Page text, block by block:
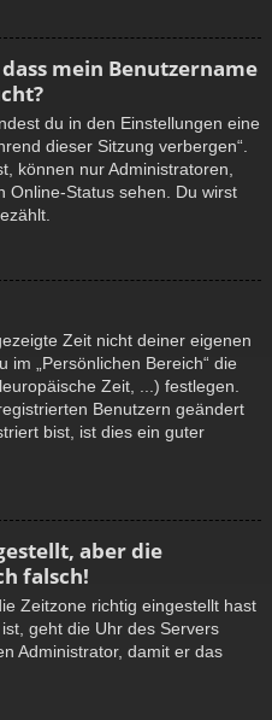
mein Benutzername
du in den Einstellungen eine
dieser Sitzung verbergen“.
können nur Administratoren,
Online-Status sehen. Du wirst
Zeit nicht deiner eigenen
„Persönlichen Bereich“ die
Zeit, ...) festlegen.
Benutzern geändert
bist, ist dies ein guter
aber die
falsch!
Zeitzone richtig eingestellt hast
geht die Uhr des Servers
Administrator, damit er das